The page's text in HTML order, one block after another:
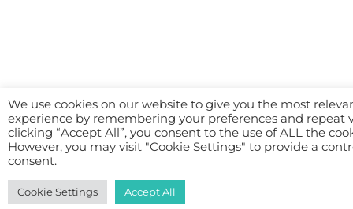
We use cookies on our website to give you the most
experience by remembering your preferences and repeat
clicking “Accept All”, you consent to the use of ALL the
However, you may visit "Cookie Settings" to provide a
consent.
Cookie Settings Accept All